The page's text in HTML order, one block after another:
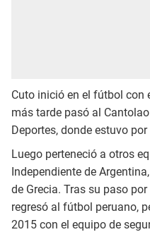
Cuto inició en el fútbol con
más tarde pasó al
Deportes, donde estuvo
Luego perteneció a otros
Independiente de
de Grecia. Tras su paso
regresó al fútbol peruano,
2015 con el equipo de